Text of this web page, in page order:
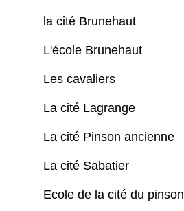
la cité Brunehaut
L'école Brunehaut
Les cavaliers
La cité Lagrange
La cité Pinson ancienne
La cité Sabatier
Ecole de la cité du pinson